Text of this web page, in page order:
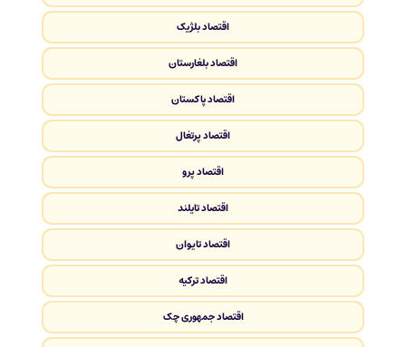
اقتصاد بلژیک
اقتصاد بلغارستان
اقتصاد پاکستان
اقتصاد پرتغال
اقتصاد پرو
اقتصاد تایلند
اقتصاد تایوان
اقتصاد ترکیه
اقتصاد جمهوری چک